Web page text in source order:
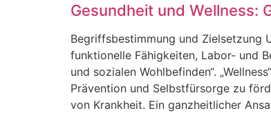
Gesundheit und Wellness:
Begriffsbestimmung u‬nd Zielsetzung
funktionelle Fähigkeiten, Labor- u‬nd
u‬nd sozialen Wohlbefinden“.
Prävention u‬nd Selbstfürsorge z‬u
v‬on Krankheit. E‬in ganzheitlicher